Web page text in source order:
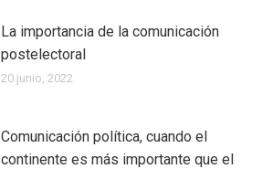
La importancia de la comunicación
postelectoral
20 junio, 2022
Comunicación política, cuando el
continente es más importante que el